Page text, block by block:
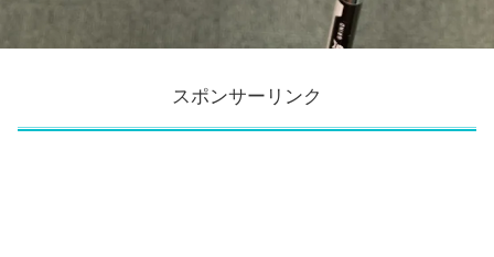
スポンサーリンク